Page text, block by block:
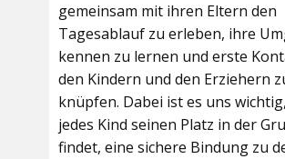
gemeinsam mit ihren Eltern den
Tagesablauf zu erleben, ihre
kennen zu lernen und erste
den Kindern und den Erziehern
knüpfen. Dabei ist es uns
jedes Kind seinen Platz in der
findet, eine sichere Bindung zu